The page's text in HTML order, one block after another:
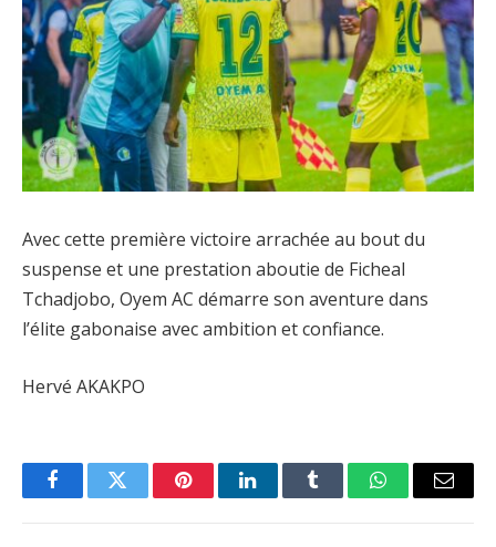
Avec cette première victoire arrachée au bout du
suspense et une prestation aboutie de Ficheal
Tchadjobo, Oyem AC démarre son aventure dans
l’élite gabonaise avec ambition et confiance.
Hervé AKAKPO
FacebookTwitter PinterestLinkedInTumblr WhatsAppEmail